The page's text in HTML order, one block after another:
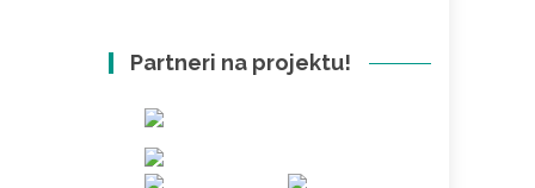
Partneri na projektu!